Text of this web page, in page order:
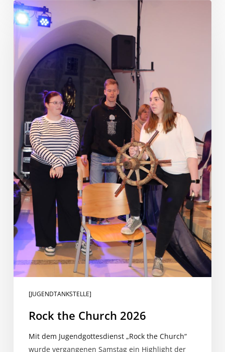
Rock
the
Church
[JUGENDTANKSTELLE]
Rock the Church 2026
Mit dem Jugendgottesdienst „Rock the Church“
wurde vergangenen Samstag ein Highlight der